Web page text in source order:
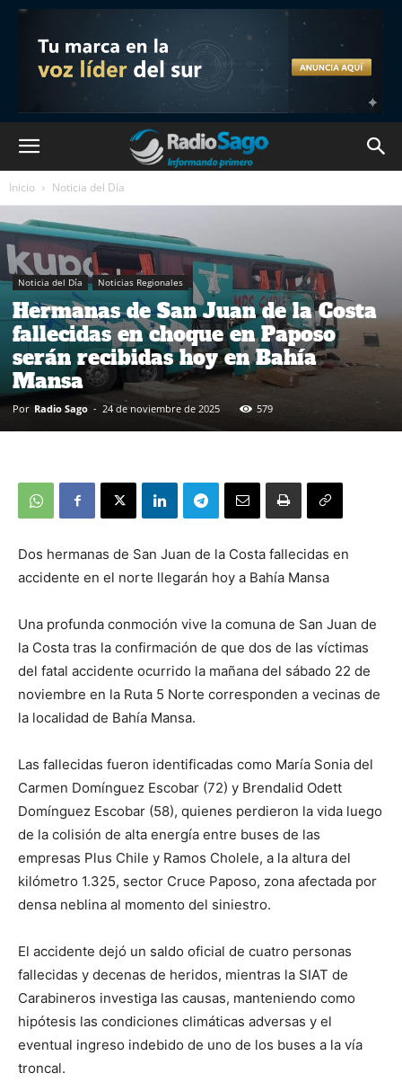
Inicio Noticia del Día
Noticia del Día Noticias Regionales
Hermanas de San Juan de la Costa
fallecidas en choque en Paposo
serán recibidas hoy en Bahía
Mansa
Por Radio Sago - 24 de noviembre de 2025 579
Dos hermanas de San Juan de la Costa fallecidas en
accidente en el norte llegarán hoy a Bahía Mansa
Una profunda conmoción vive la comuna de San Juan de
la Costa tras la confirmación de que dos de las víctimas
del fatal accidente ocurrido la mañana del sábado 22 de
noviembre en la Ruta 5 Norte corresponden a vecinas de
la localidad de Bahía Mansa.
Las fallecidas fueron identificadas como María Sonia del
Carmen Domínguez Escobar (72) y Brendalid Odett
Domínguez Escobar (58), quienes perdieron la vida luego
de la colisión de alta energía entre buses de las
empresas Plus Chile y Ramos Cholele, a la altura del
kilómetro 1.325, sector Cruce Paposo, zona afectada por
densa neblina al momento del siniestro.
El accidente dejó un saldo oficial de cuatro personas
fallecidas y decenas de heridos, mientras la SIAT de
Carabineros investiga las causas, manteniendo como
hipótesis las condiciones climáticas adversas y el
eventual ingreso indebido de uno de los buses a la vía
troncal.